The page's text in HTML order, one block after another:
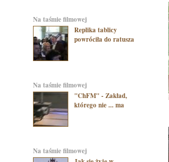
na taśmie filmowej
Replika tablicy
powróciła do ratusza
na taśmie filmowej
"ChFM" - Zakład,
którego nie ... ma
na taśmie filmowej